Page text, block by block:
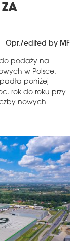
Opr./edited by MF
podaży na
w Polsce.
poniżej
rok do roku przy
nowych